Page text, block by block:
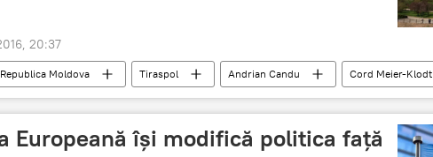
20:37
Republica Moldova Tiraspol Andrian Candu
Cord Meier-Klodt
Statut special reglementare conflict transnistrean
Europeană își modifică politica față